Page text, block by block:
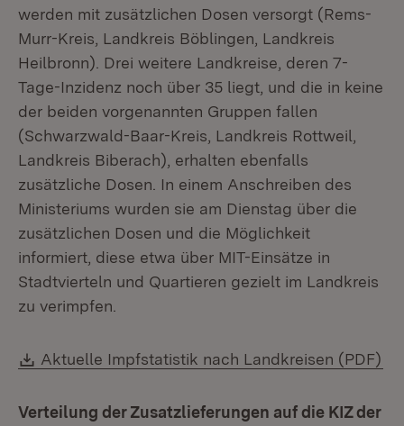
werden mit zusätzlichen Dosen versorgt (Rems-
Murr-Kreis, Landkreis Böblingen, Landkreis
Heilbronn). Drei weitere Landkreise, deren 7-
Tage-Inzidenz noch über 35 liegt, und die in keine
der beiden vorgenannten Gruppen fallen
(Schwarzwald-Baar-Kreis, Landkreis Rottweil,
Landkreis Biberach), erhalten ebenfalls
zusätzliche Dosen. In einem Anschreiben des
Ministeriums wurden sie am Dienstag über die
zusätzlichen Dosen und die Möglichkeit
informiert, diese etwa über MIT-Einsätze in
Stadtvierteln und Quartieren gezielt im Landkreis
zu verimpfen.
Download:
Aktuelle Impfstatistik nach Landkreisen (PDF)
Verteilung der Zusatzlieferungen auf die KIZ der